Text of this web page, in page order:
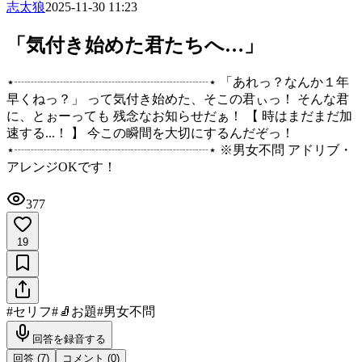
志太狼2025-11-30 11:23
「気付き始めた君たちへ…」
⋆┈┈┈┈┈┈┈┈┈┈┈┈┈┈┈⋆ 「あれっ？なんか１年
早くねっ？」 って気付き始めた、そこの君ぃっ！ そんな君
に、とぉーっても 残念なお知らせだぁ！ 【 時はまだまだ加
速する...！ 】 今この瞬間を大切にするんだぞっ！
⋆┈┈┈┈┈┈┈┈┈┈┈┈┈┈┈⋆ ※男女不問 アドリブ・
アレンジOKです！
377
19
#セリフ#🧦お題#男女不問
回答を録音する
回答 (7) コメント (0)